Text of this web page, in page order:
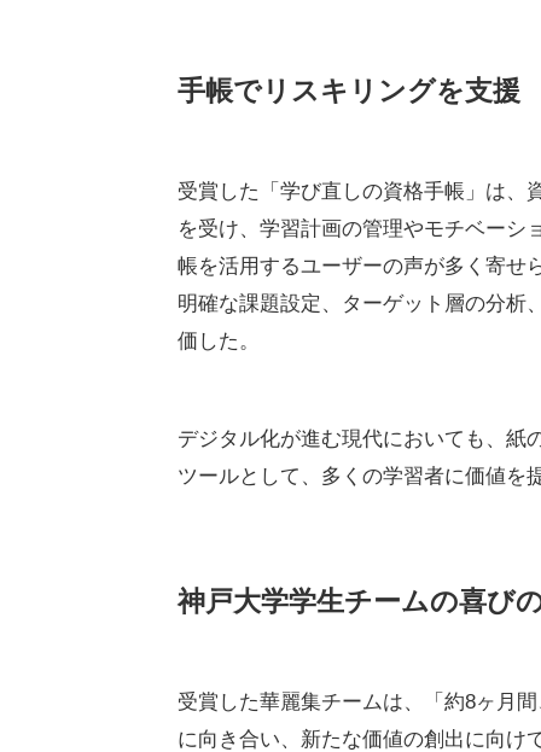
手帳でリスキリングを支援
受賞した「学び直しの資格手帳」は、
を受け、学習計画の管理やモチベーシ
帳を活用するユーザーの声が多く寄せ
明確な課題設定、ターゲット層の分析
価した。
デジタル化が進む現代においても、紙
ツールとして、多くの学習者に価値を
神戸大学学生チームの喜び
受賞した華麗集チームは、「約8ヶ月
に向き合い、新たな価値の創出に向け